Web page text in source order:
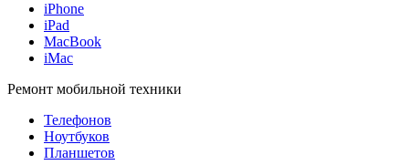
iPhone
iPad
MacBook
iMac
Ремонт мобильной техники
Телефонов
Ноутбуков
Планшетов